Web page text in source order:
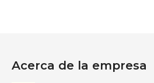
Acerca de la empresa